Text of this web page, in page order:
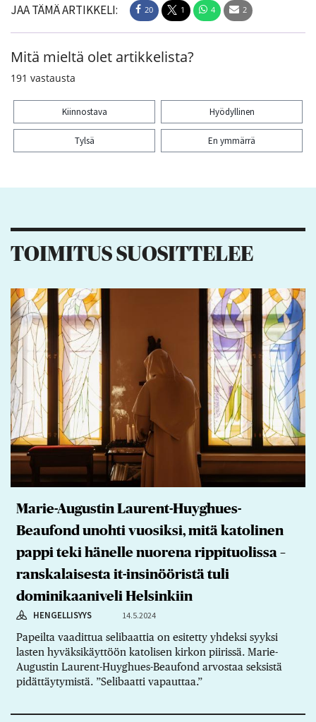
JAA TÄMÄ ARTIKKELI: 20 1 4 2
Mitä mieltä olet artikkelista?
191 vastausta
Kiinnostava Hyödyllinen
Tylsä En ymmärrä
TOIMITUS SUOSITTELEE
Marie-Augustin Laurent-Huyghues-
Beaufond unohti vuosiksi, mitä katolinen
pappi teki hänelle nuorena rippituolissa –
ranskalaisesta it-insinööristä tuli
dominikaaniveli Helsinkiin
HENGELLISYYS 14.5.2024
Papeilta vaadittua selibaattia on esitetty yhdeksi syyksi
lasten hyväksikäyttöön katolisen kirkon piirissä. Marie-
Augustin Laurent-Huyghues-Beaufond arvostaa seksistä
pidättäytymistä. ”Selibaatti vapauttaa.”